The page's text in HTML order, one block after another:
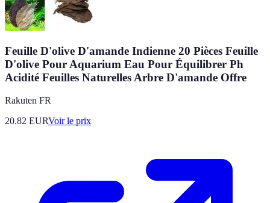
Feuille D'olive D'amande Indienne 20 Pièces Feuille
D'olive Pour Aquarium Eau Pour Équilibrer Ph
Acidité Feuilles Naturelles Arbre D'amande Offre
Rakuten FR
20.82 EURVoir le prix